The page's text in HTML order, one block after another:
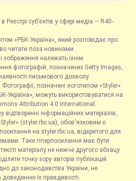
Реєстрі суб’єктів у сфері медіа — R40-
«РБК-Україна», який розповідає про
читати поза новинами.
зображення належать їхнім
фотографій, позначених Getty Images,
письмового дозволу
позначені логотипом «Styler»
Україна», можуть використовуватися на
Attribution 4.0 International.
інформаційних матеріалів,
(styler.rbc.ua), обов'язковим є
на styler.rbc.ua, відкритого для
Таке гіперпосилання має бути
матеріалу не нижче другого абзацу.
точку зору авторів публікацій.
до законодавства України, не
їх правдивості.